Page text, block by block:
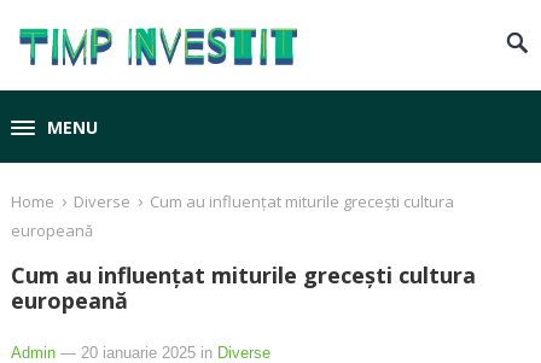
MENU
Home › Diverse › Cum au influențat miturile grecești cultura
europeană
Cum au influențat miturile grecești cultura
europeană
Admin — 20 ianuarie 2025 in Diverse